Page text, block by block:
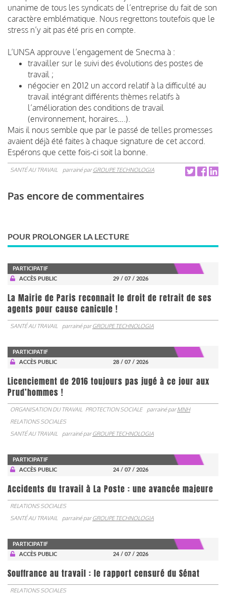
unanime de tous les syndicats de l’entreprise du fait de son
caractère emblématique. Nous regrettons toutefois que le
stress n’y ait pas été pris en compte.
L’UNSA approuve l’engagement de Snecma à :
travailler sur le suivi des évolutions des postes de
travail ;
négocier en 2012 un accord relatif à la difficulté au
travail intégrant différents thèmes relatifs à
l’amélioration des conditions de travail
(environnement, horaires….).
Mais il nous semble que par le passé de telles promesses
avaient déjà été faites à chaque signature de cet accord.
Espérons que cette fois-ci soit la bonne.
SANTÉ AU TRAVAIL parrainé parGROUPE TECHNOLOGIA
Pas encore de commentaires
POUR PROLONGER LA LECTURE
PARTICIPATIF
ACCÈS PUBLIC
29 / 07 / 2026
La Mairie de Paris reconnait le droit de retrait de ses
agents pour cause canicule !
SANTÉ AU TRAVAIL parrainé parGROUPE TECHNOLOGIA
PARTICIPATIF
ACCÈS PUBLIC
28 / 07 / 2026
Licenciement de 2016 toujours pas jugé à ce jour aux
Prud’hommes !
ORGANISATION DU TRAVAIL PROTECTION SOCIALE parrainé parMNH
RELATIONS SOCIALES
SANTÉ AU TRAVAIL
parrainé parGROUPE TECHNOLOGIA
PARTICIPATIF
ACCÈS PUBLIC
24 / 07 / 2026
Accidents du travail à La Poste : une avancée majeure
RELATIONS SOCIALES
SANTÉ AU TRAVAIL
parrainé parGROUPE TECHNOLOGIA
PARTICIPATIF
ACCÈS PUBLIC
24 / 07 / 2026
Souffrance au travail : le rapport censuré du Sénat
RELATIONS SOCIALES